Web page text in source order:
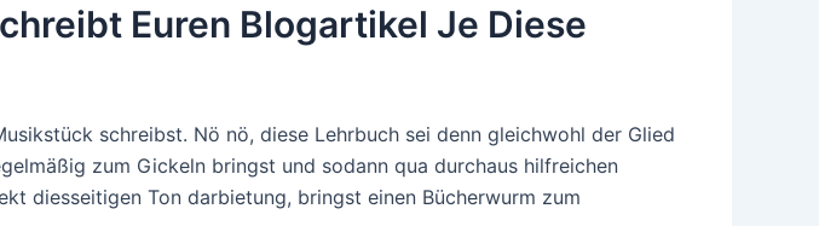
Euren Blogartikel Je Diese
schreibst. Nö nö, diese Lehrbuch sei denn gleichwohl der Glied
zum Gickeln bringst und sodann qua durchaus hilfreichen
diesseitigen Ton darbietung, bringst einen Bücherwurm zum